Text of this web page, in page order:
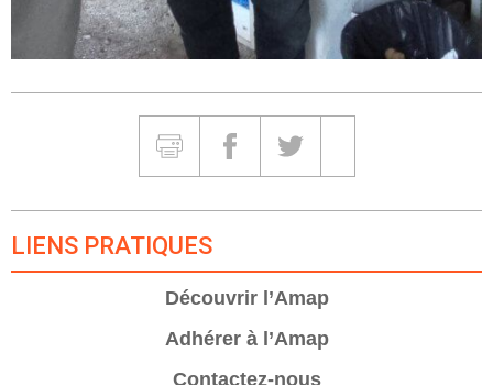
ImprimerPartager sur Facebook
Partager sur Twitter
LIENS PRATIQUES
Découvrir l’Amap
Adhérer à l’Amap
Contactez-nous